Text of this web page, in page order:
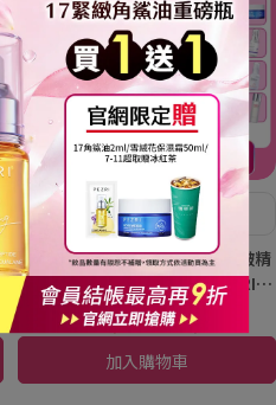
EXOSOME超能外泌體 ALL IN
ONE一瓶多效！ 平滑細紋、彈
嫩肌膚，改善肌膚暗沉粗糙
【美肌心動時刻】外泌體全抗皺精
華乳30ml (高機能保養)｜PEZRI派
翠胜肽保養專家
NT$1,690NT$2,380
加入購物車